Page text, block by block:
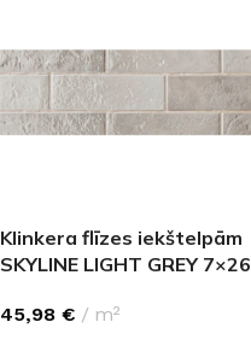
Klinkera flīzes iekštelpām
SKYLINE LIGHT GREY 7×26
45,98 € m²